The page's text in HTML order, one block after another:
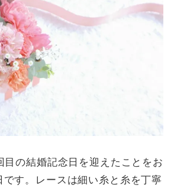
目の結婚記念日を迎えたことをお
す。レースは細い糸と糸を丁寧